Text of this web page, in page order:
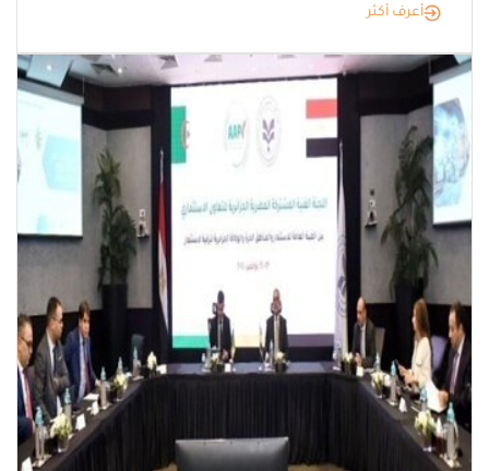
أعرف أكثر